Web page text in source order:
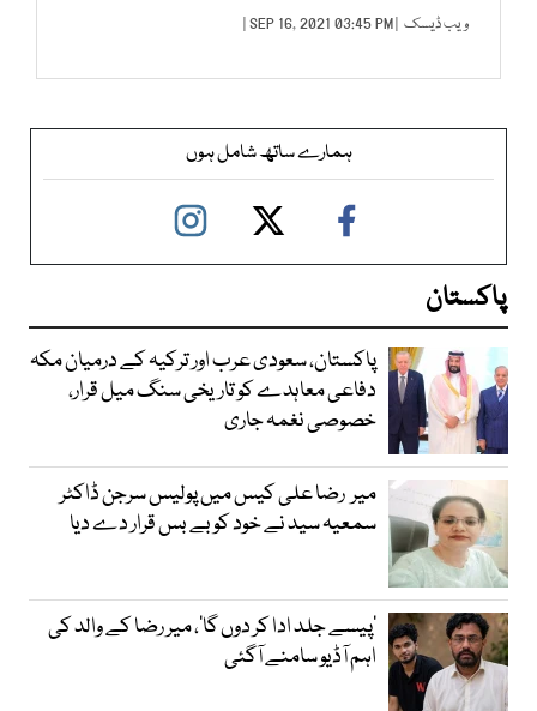
ویب ڈیسک | SEP 16, 2021 03:45 PM |
ہمارے ساتھ شامل ہوں
پاکستان
پاکستان، سعودی عرب اور ترکیہ کے درمیان مکہ
دفاعی معاہدے کو تاریخی سنگ میل قرار،
خصوصی نغمہ جاری
میر رضا علی کیس میں پولیس سرجن ڈاکٹر
سمعیہ سید نے خود کو بے بس قرار دے دیا
’پیسے جلد ادا کر دوں گا‘، میر رضا کے والد کی
اہم آڈیو سامنے آگئی